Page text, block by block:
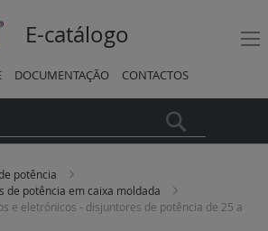
E-catálogo
DOCUMENTAÇÃO CONTACTOS
potência
de potência em caixa moldada
e eletrónicos - disjuntores de potência de 25 a